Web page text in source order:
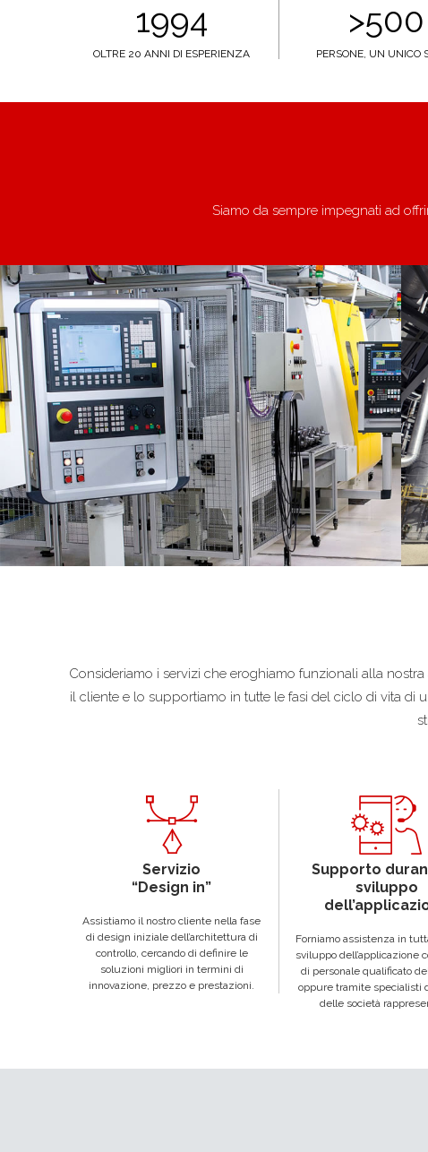
1994
OLTRE 20 ANNI DI ESPERIENZA
>500
PERSONE, UN UNICO
Siamo da sempre impegnati ad
Consideriamo i servizi che eroghiamo funzionali alla
il cliente e lo supportiamo in tutte le fasi del ciclo di vita di
Servizio
“Design in”
Assistiamo il nostro cliente nella fase
di design iniziale dell’architettura di
controllo, cercando di definire le
soluzioni migliori in termini di
innovazione, prezzo e prestazioni.
Supporto
sviluppo
Forniamo assistenza in
sviluppo dell’applicazione
di personale qualificato
oppure tramite specialisti
delle società